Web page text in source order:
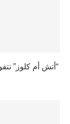
“أتش أم كلوز”